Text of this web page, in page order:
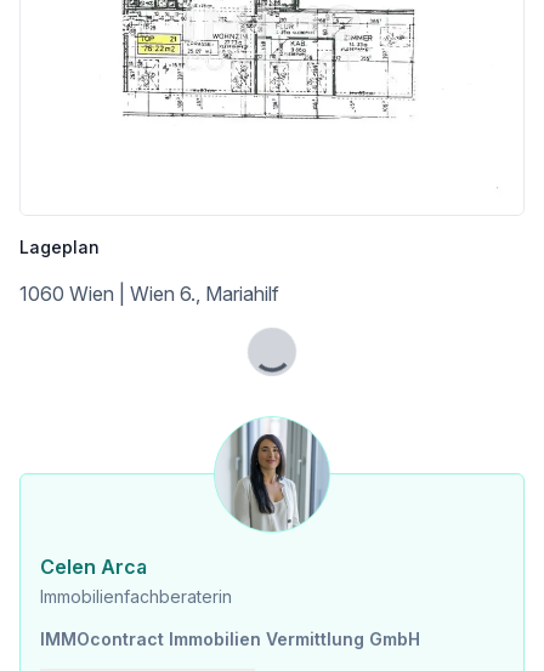
Bahnhof <500m
Autobahnanschluss <4.500m
Angaben Entfernung Luftlinie / Quelle: OpenStreetMap
Lageplan
1060 Wien | Wien 6., Mariahilf
Lade...
Celen Arca
Immobilienfachberaterin
IMMOcontract Immobilien Vermittlung GmbH